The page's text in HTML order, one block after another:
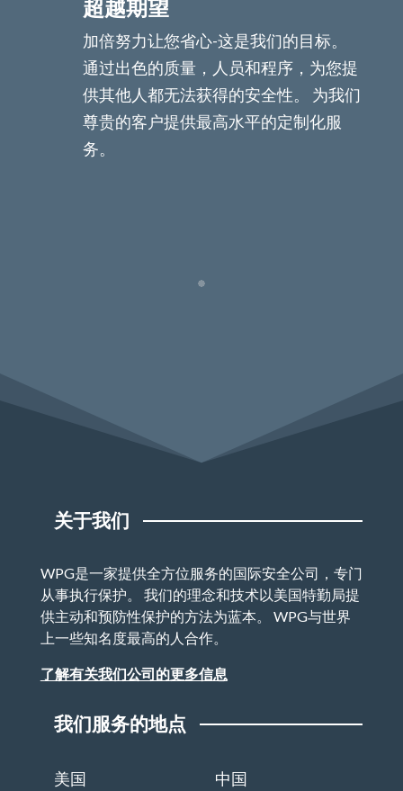
超越期望
加倍努力让您省心-这是我们的目标。
通过出色的质量，人员和程序，为您提
供其他人都无法获得的安全性。 为我们
尊贵的客户提供最高水平的定制化服
务。
关于我们
WPG是一家提供全方位服务的国际安全公司，专门
从事执行保护。 我们的理念和技术以美国特勤局提
供主动和预防性保护的方法为蓝本。 WPG与世界
上一些知名度最高的人合作。
了解有关我们公司的更多信息
我们服务的地点
美国
中国